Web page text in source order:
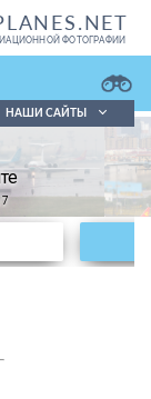
ФОТОГРАФИИ
НАШИ САЙТЫ